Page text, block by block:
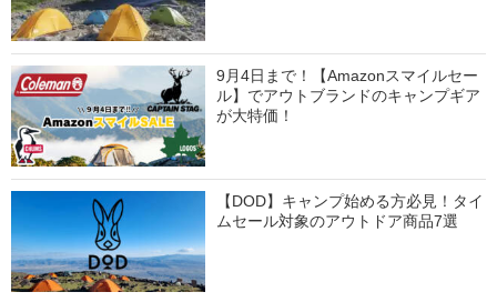
9月4日まで！【Amazonスマイルセー
ル】でアウトブランドのキャンプギア
が大特価！
【DOD】キャンプ始める方必見！タイ
ムセール対象のアウトドア商品7選